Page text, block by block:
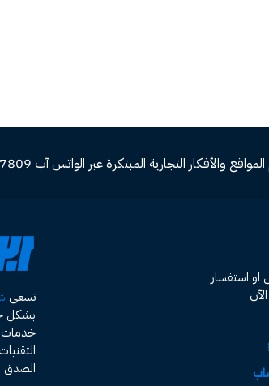
التجارية المبتكرة عبر الواتس آب 00966582577809
او استفسار
تسعى
خدمات
الصدق